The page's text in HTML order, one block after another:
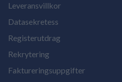
Leveransvillkor
Datasekretess
Registerutdrag
Rekrytering
Faktureringsuppgifter